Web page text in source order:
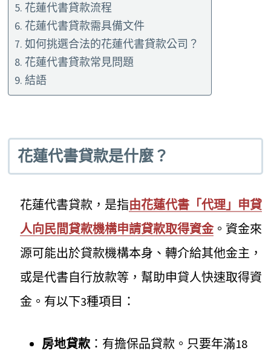
花蓮代書貸款流程
花蓮代書貸款需具備文件
如何挑選合法的花蓮代書貸款公司？
花蓮代書貸款常見問題
結語
花蓮代書貸款是什麼？
花蓮代書貸款，是指由花蓮代書「代理」申貸
人向民間貸款機構申請貸款取得資金。資金來
源可能出於貸款機構本身、轉介給其他金主，
或是代書自行放款等，幫助申貸人快速取得資
金。有以下3種項目：
房地貸款：有擔保品貸款。只要年滿18